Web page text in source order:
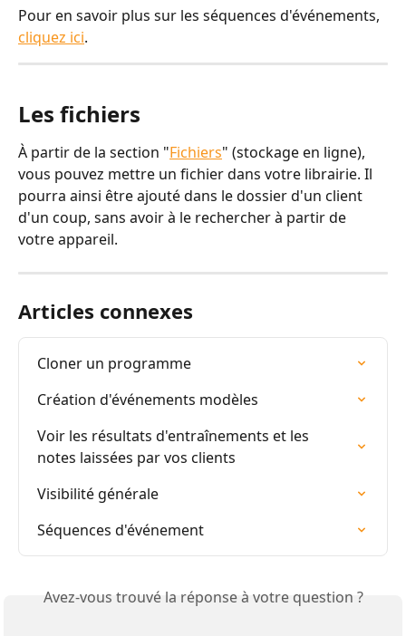
Pour en savoir plus sur les séquences d'événements,
cliquez ici.
Les fichiers
À partir de la section "Fichiers" (stockage en ligne),
vous pouvez mettre un fichier dans votre librairie. Il
pourra ainsi être ajouté dans le dossier d'un client
d'un coup, sans avoir à le rechercher à partir de
votre appareil.
Articles connexes
Cloner un programme
Création d'événements modèles
Voir les résultats d'entraînements et les
notes laissées par vos clients
Visibilité générale
Séquences d'événement
Avez-vous trouvé la réponse à votre question ?